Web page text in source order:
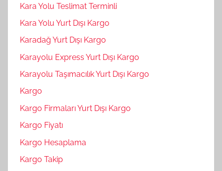
Kara Yolu Teslimat Terminli
Kara Yolu Yurt Dışı Kargo
Karadağ Yurt Dışı Kargo
Karayolu Express Yurt Dışı Kargo
Karayolu Taşımacılık Yurt Dışı Kargo
Kargo
Kargo Firmaları Yurt Dışı Kargo
Kargo Fiyatı
Kargo Hesaplama
Kargo Takip